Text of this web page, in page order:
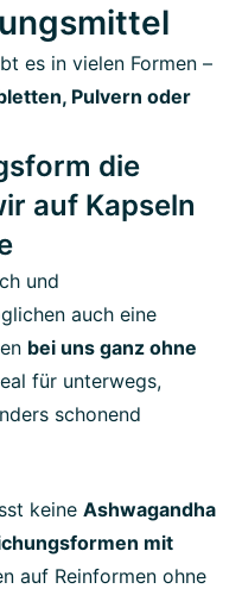
es in vielen Formen –
Pulvern oder
die
auf Kapseln
und
auch eine
bei uns ganz ohne
für unterwegs,
schonend
keine Ashwagandha
mit
auf Reinformen ohne